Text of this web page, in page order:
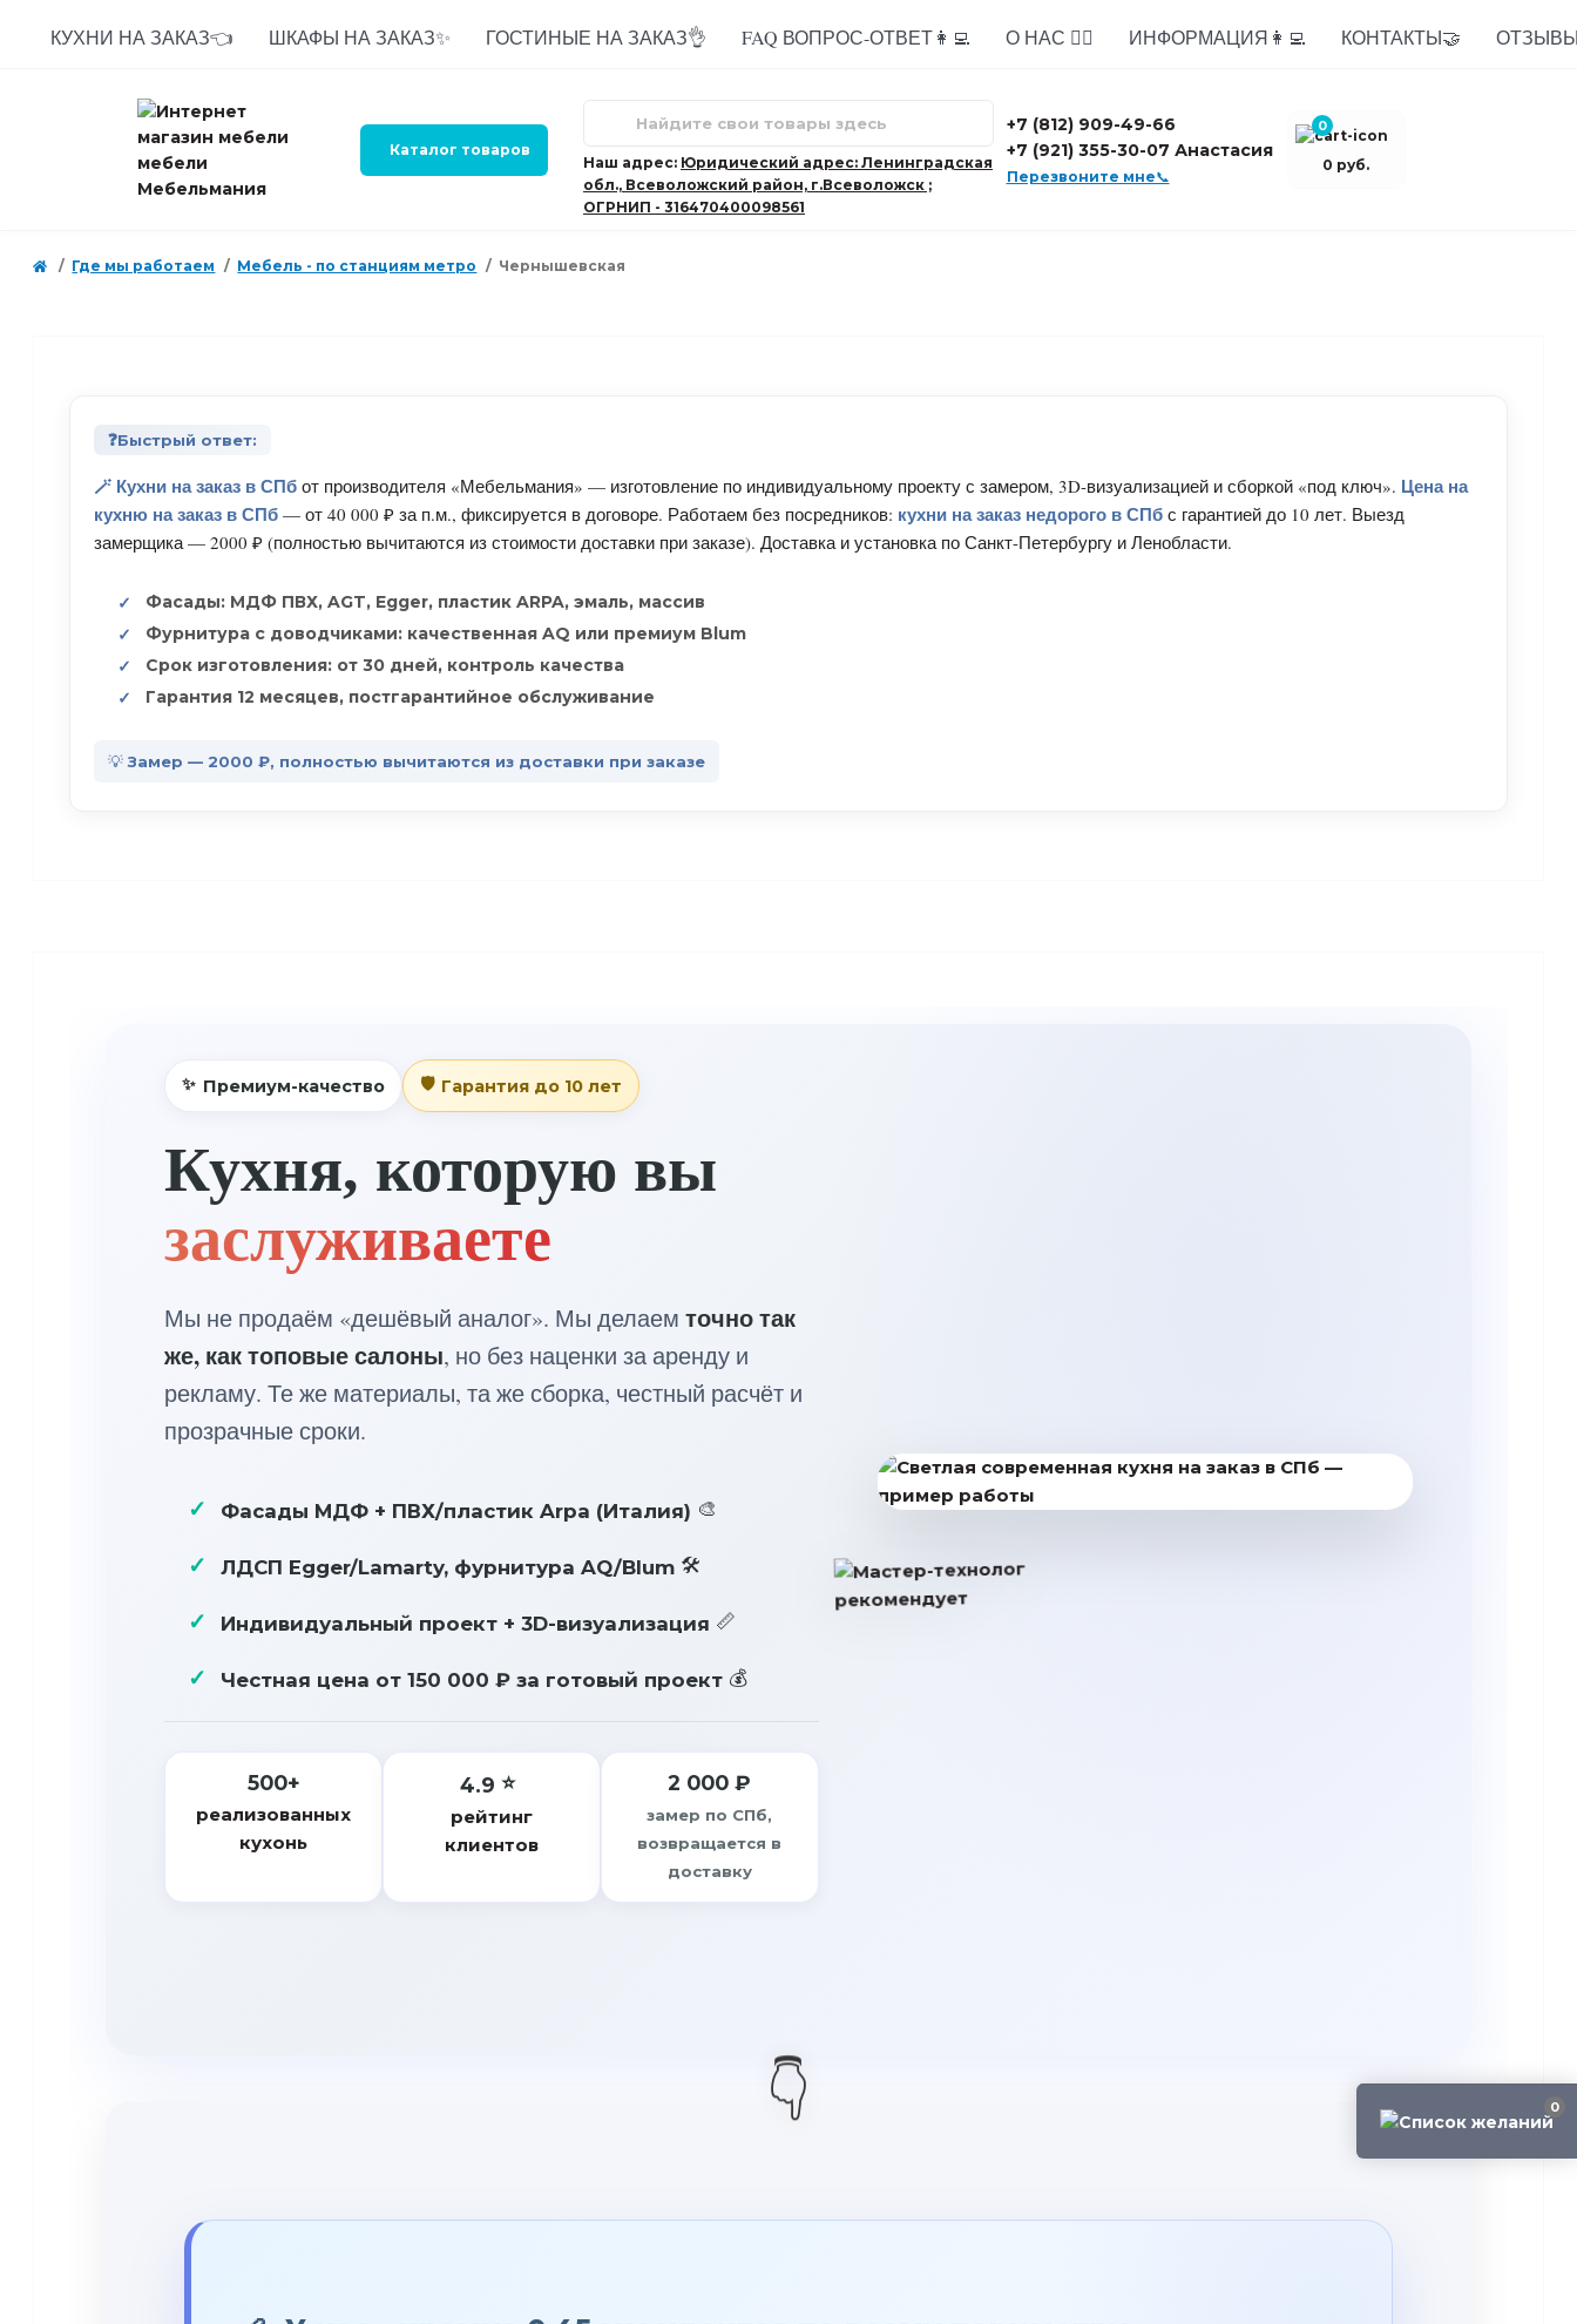
0
КУХНИ НА ЗАКАЗ👈 ШКАФЫ НА ЗАКАЗ✨ ГОСТИНЫЕ НА ЗАКАЗ👌 FAQ ВОПРОС-ОТВЕТ👩‍💻 О НАС 🙋‍♂️ ИНФОРМАЦИЯ👩‍💻 КОНТАКТЫ🤝
Каталог товаров
Наш адрес: Юридический адрес: Ленинградская
обл., Всеволожский район, г.Всеволожск ;
ОГРНИП - 316470400098561
+7 (812) 909-49-66
+7 (921) 355-30-07 Анастасия
Перезвоните мне📞
0
0 руб.
Где мы работаем Мебель - по станциям метро Чернышевская
❓Быстрый ответ:
🪄 Кухни на заказ в СПб от производителя «Мебельмания» — изготовление по индивидуальному проекту с замером, 3D-визуализацией и сборкой «под ключ». Цена на
кухню на заказ в СПб — от 40 000 ₽ за п.м., фиксируется в договоре. Работаем без посредников: кухни на заказ недорого в СПб с гарантией до 10 лет. Выезд
замерщика — 2000 ₽ (полностью вычитаются из стоимости доставки при заказе). Доставка и установка по Санкт-Петербургу и Ленобласти.
Фасады: МДФ ПВХ, AGT, Egger, пластик ARPA, эмаль, массив
Фурнитура с доводчиками: качественная AQ или премиум Blum
Срок изготовления: от 30 дней, контроль качества
Гарантия 12 месяцев, постгарантийное обслуживание
💡 Замер — 2000 ₽, полностью вычитаются из доставки при заказе
Премиум-качество Гарантия до 10 лет
Кухня, которую вы
заслуживаете
Мы не продаём «дешёвый аналог». Мы делаемточно так
же, как топовые салоны, но без наценки за аренду и
рекламу. Те же материалы, та же сборка, честный расчёт и
прозрачные сроки.
Фасады МДФ + ПВХ/пластик Arpa (Италия)
ЛДСП Egger/Lamarty, фурнитура AQ/Blum
Индивидуальный проект + 3D-визуализация
Честная цена от150 000 ₽ за готовый проект
500+
реализованных
кухонь
4.9
рейтинг
клиентов
2 000 ₽
замер по СПб,
возвращается в
доставку
👇